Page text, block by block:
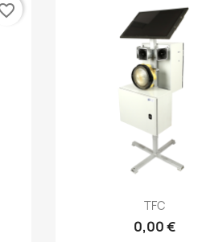
Aperçu rapide
TFC
0,00 €